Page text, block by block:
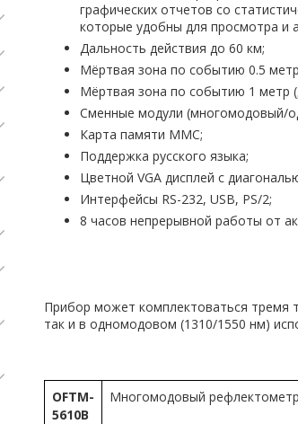
графических отчетов со
которые удобны для просмотра и
Дальность действия до 60 км;
Мёртвая зона по событию 0.5
Мёртвая зона по событию 1 метр
Сменные модули (многомодовый/
Карта памяти MMC;
Поддержка русского языка;
Цветной VGA дисплей c
Интерфейсы RS-232, USB, PS/2;
8 часов непрерывной работы от
Прибор может комплектоваться тремя
так и в одномодовом (1310/1550 нм)
OFTM-
5610B
Многомодовый